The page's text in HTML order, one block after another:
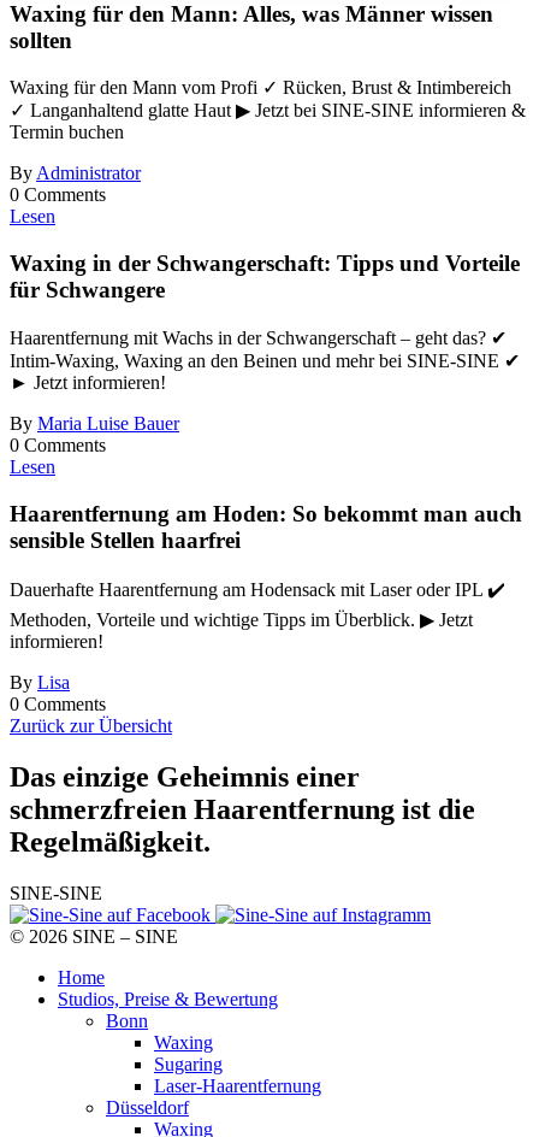
Waxing für den Mann: Alles, was Männer wissen
sollten
Waxing für den Mann vom Profi ✓ Rücken, Brust & Intimbereich
✓ Langanhaltend glatte Haut ▶ Jetzt bei SINE-SINE informieren &
Termin buchen
ByAdministrator
0 Comments
Lesen
Waxing in der Schwangerschaft: Tipps und Vorteile
für Schwangere
Haarentfernung mit Wachs in der Schwangerschaft – geht das? ✔
Intim-Waxing, Waxing an den Beinen und mehr bei SINE-SINE ✔
► Jetzt informieren!
By Maria Luise Bauer
0 Comments
Lesen
Haarentfernung am Hoden: So bekommt man auch
sensible Stellen haarfrei
Dauerhafte Haarentfernung am Hodensack mit Laser oder IPL ✔️
Methoden, Vorteile und wichtige Tipps im Überblick. ▶ Jetzt
informieren!
By Lisa
0 Comments
Zurück zur Übersicht
Das einzige Geheimnis einer
schmerzfreien Haarentfernung ist die
Regelmäßigkeit.
SINE-SINE
© 2026 SINE – SINE
Home
Studios, Preise & Bewertung
Bonn
Waxing
Sugaring
Laser-Haarentfernung
Düsseldorf
Waxing